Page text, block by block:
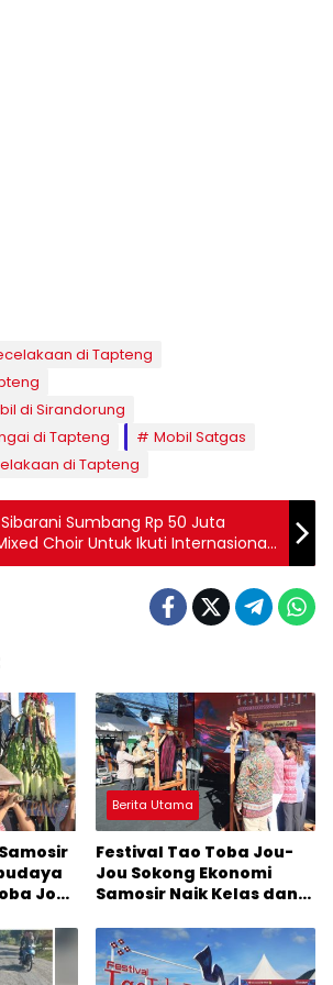
di Tapteng
di Sirandorung
di Tapteng
Mobil Satgas
di Tapteng
Sumbang Rp 50 Juta
Choir Untuk Ikuti Internasional
Festival 2025
Jou-
Berita Utama
Festival Tao Toba Jou-
Jou Sokong Ekonomi
Samosir Naik Kelas dan
Sumber Pertumbuhan
Ekonomi Baru